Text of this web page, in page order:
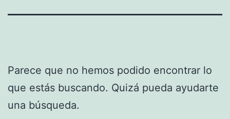
Parece que no hemos podido encontrar lo
que estás buscando. Quizá pueda ayudarte
una búsqueda.